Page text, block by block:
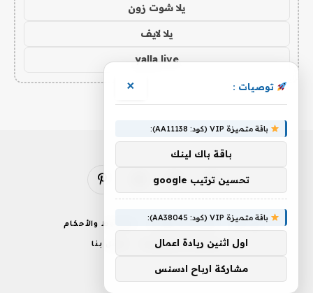
يلا شوت زون
يلا لايف
yalla live
توصيات : ×
باقة متميزة VIP (كود: AA11138):
باقة باك لينك
تحسين ترتيب google
باقة متميزة VIP (كود: AA38045):
اول اثنين ريادة اعمال
مشاركة ارباح ادسنس
فيسبوك X
(Twitter)
الانستغرامبينتيريست
من نحن إخلاء المسؤولية الشروط والأحكام
سياسة الخصوصية اتصل بنا